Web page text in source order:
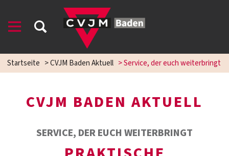
Startseite >CVJM Baden Aktuell >Service, der euch weiterbringt
CVJM BADEN AKTUELL
SERVICE, DER EUCH WEITERBRINGT